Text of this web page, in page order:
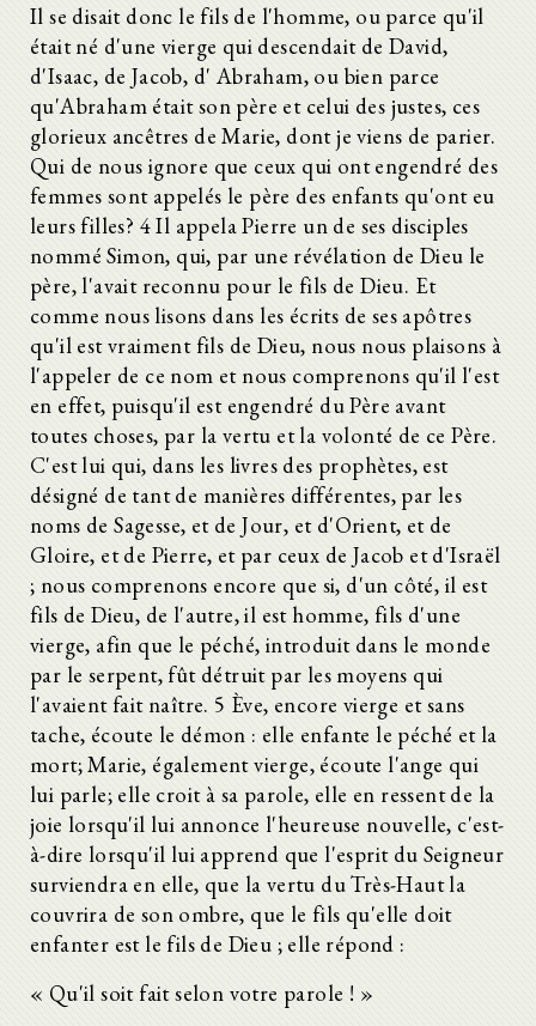
Il se disait donc le fils de l'homme, ou parce qu'il
était né d'une vierge qui descendait de David,
d'Isaac, de Jacob, d' Abraham, ou bien parce
qu'Abraham était son père et celui des justes, ces
glorieux ancêtres de Marie, dont je viens de parier.
Qui de nous ignore que ceux qui ont engendré des
femmes sont appelés le père des enfants qu'ont eu
leurs filles? 4 Il appela Pierre un de ses disciples
nommé Simon, qui, par une révélation de Dieu le
père, l'avait reconnu pour le fils de Dieu. Et
comme nous lisons dans les écrits de ses apôtres
qu'il est vraiment fils de Dieu, nous nous plaisons à
l'appeler de ce nom et nous comprenons qu'il l'est
en effet, puisqu'il est engendré du Père avant
toutes choses, par la vertu et la volonté de ce Père.
C'est lui qui, dans les livres des prophètes, est
désigné de tant de manières différentes, par les
noms de Sagesse, et de Jour, et d'Orient, et de
Gloire, et de Pierre, et par ceux de Jacob et d'Israël
; nous comprenons encore que si, d'un côté, il est
fils de Dieu, de l'autre, il est homme, fils d'une
vierge, afin que le péché, introduit dans le monde
par le serpent, fût détruit par les moyens qui
l'avaient fait naître. 5 Ève, encore vierge et sans
tache, écoute le démon : elle enfante le péché et la
mort; Marie, également vierge, écoute l'ange qui
lui parle; elle croit à sa parole, elle en ressent de la
joie lorsqu'il lui annonce l'heureuse nouvelle, c'est-
à-dire lorsqu'il lui apprend que l'esprit du Seigneur
surviendra en elle, que la vertu du Très-Haut la
couvrira de son ombre, que le fils qu'elle doit
enfanter est le fils de Dieu ; elle répond :
« Qu'il soit fait selon votre parole ! »
4.
5.
7.
8.
9.
10.
12.
13.
14.
15.
17.
18.
19.
20.
21.
22.
23.
24.
25.
27.
28.
29.
30.
32.
33.
34.
35
36.
37.
38.
39.
40.
41.
42.
43.
45.